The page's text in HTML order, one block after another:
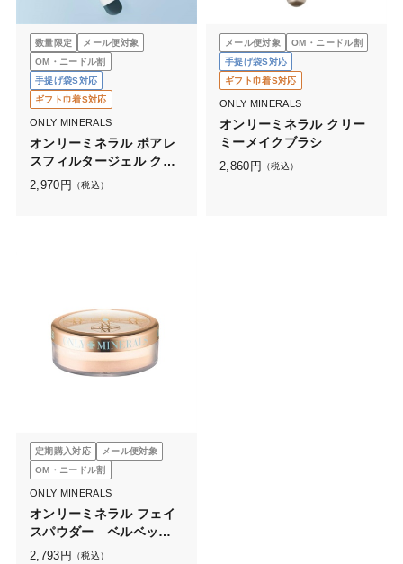
数量限定
メール便対象
OM・ニードル割
手提げ袋S対応
ギフト巾着S対応
ONLY MINERALS
オンリーミネラル ポアレ
スフィルタージェル クー
ルコンフォート
2,970 円 （税込）
メール便対象
OM・ニードル割
手提げ袋S対応
ギフト巾着S対応
ONLY MINERALS
オンリーミネラル クリー
ミーメイクブラシ
2,860 円 （税込）
定期購入対応
メール便対象
OM・ニードル割
ONLY MINERALS
オンリーミネラル フェイ
スパウダー ベルベット
（2.5g）
2,793 円 （税込）